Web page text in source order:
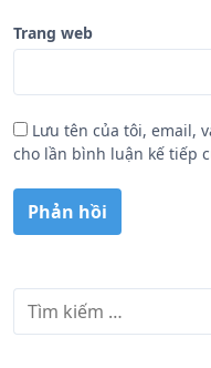
Trang web
Lưu tên của tôi, email,
cho lần bình luận kế tiếp